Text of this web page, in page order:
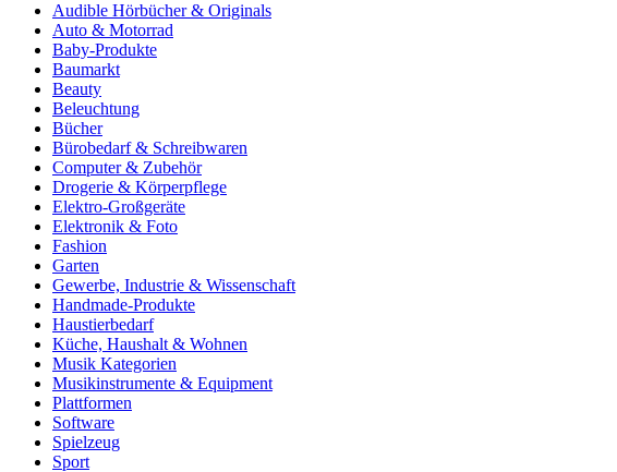
Audible Hörbücher & Originals
Auto & Motorrad
Baby-Produkte
Baumarkt
Beauty
Beleuchtung
Bücher
Bürobedarf & Schreibwaren
Computer & Zubehör
Drogerie & Körperpflege
Elektro-Großgeräte
Elektronik & Foto
Fashion
Garten
Gewerbe, Industrie & Wissenschaft
Handmade-Produkte
Haustierbedarf
Küche, Haushalt & Wohnen
Musik Kategorien
Musikinstrumente & Equipment
Plattformen
Software
Spielzeug
Sport